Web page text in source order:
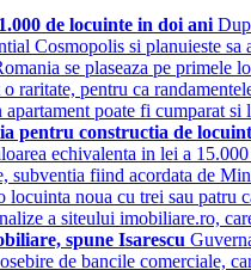
de locuinte in doi ani
Cosmopolis si planuieste
se plaseaza pe primele
pentru ca
apartament poate fi cumparat
pentru constructia de
echivalenta in lei a
subventia fiind acordata de
locuinta noua cu trei sau patru
a siteului imobiliare.ro,
spune Isarescu
de bancile comerciale,